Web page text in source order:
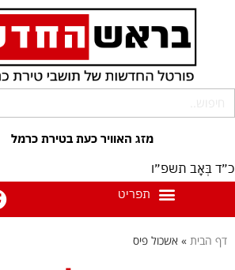
כ״ד בְּאָב תשפ״ו
דף הבית » אשכול פיס